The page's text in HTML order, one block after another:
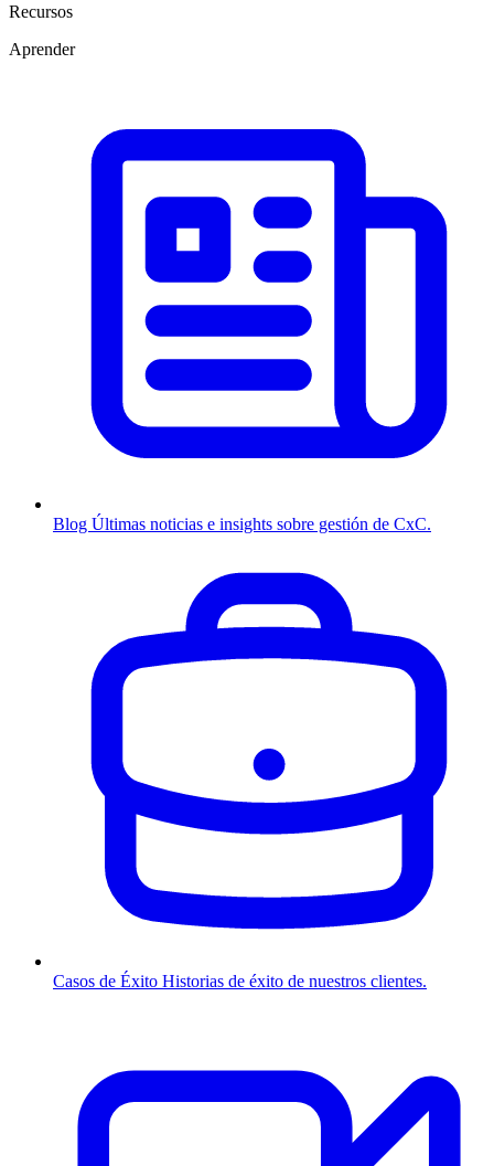
Recursos
Aprender
Blog Últimas noticias e insights sobre gestión de CxC.
Casos de Éxito Historias de éxito de nuestros clientes.